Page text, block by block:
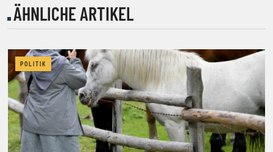
ÄHNLICHE ARTIKEL
POLITIK